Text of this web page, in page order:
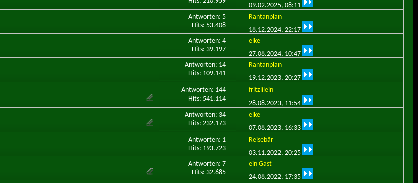
09.02.2025, 08:11
Antworten: 5
Hits: 53.408
Rantanplan
18.12.2024, 22:17
Antworten: 4
Hits: 39.197
elke
27.08.2024, 10:47
Antworten: 14
Hits: 109.141
Rantanplan
19.12.2023, 20:27
Antworten: 144
Hits: 541.114
fritzlilein
28.08.2023, 11:54
Antworten: 34
Hits: 232.173
elke
07.08.2023, 16:33
Antworten: 1
Hits: 193.723
Reisebär
03.11.2022, 20:25
Antworten: 7
Hits: 32.685
ein Gast
24.08.2022, 17:35